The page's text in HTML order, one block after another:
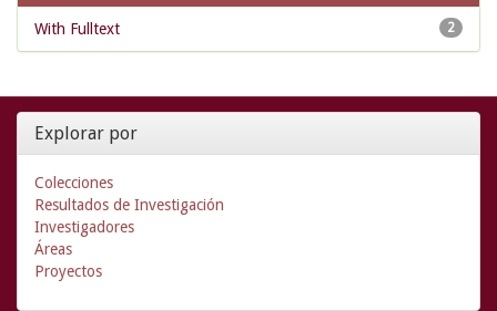
2
With Fulltext
Explorar por
Colecciones
Resultados de Investigación
Investigadores
Áreas
Proyectos